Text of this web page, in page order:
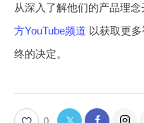
从深入了解他们的产品理
方YouTube频道 以获取更
终的决定。